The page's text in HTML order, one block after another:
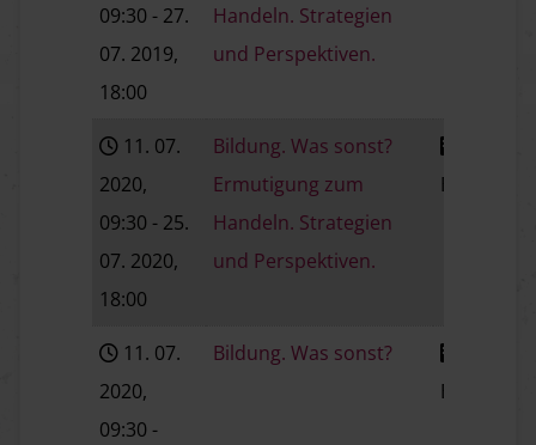
09:30 - 27.
07. 2019,
18:00
Handeln. Strategien
und Perspektiven.
11. 07.
2020,
09:30 - 25.
07. 2020,
18:00
Bildung. Was sonst?
Ermutigung zum
Handeln. Strategien
und Perspektiven.
Baden
11. 07.
2020,
09:30 -
Bildung. Was sonst?
Baden